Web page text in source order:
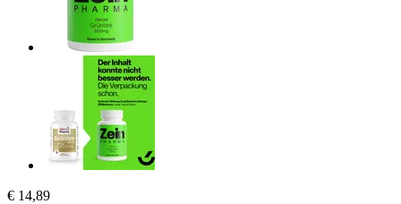
€ 14,89